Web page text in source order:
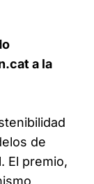
a la
de
El premio,